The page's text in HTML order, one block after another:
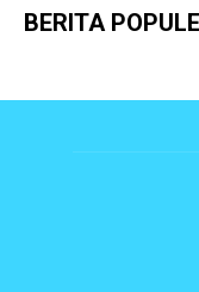
BERITA